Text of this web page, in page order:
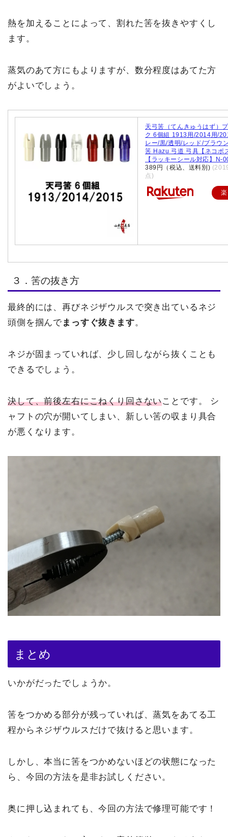
熱を加えることによって、割れた筈を抜きやすくし
ます。
蒸気のあて方にもよりますが、数分程度はあてた方
がよいでしょう。
天弓筈（てんきゅうはず）
ク 6個組 1913用/2014用/
レー/黒/透明/レッド/ブラウ
筈 Hazu 弓道 弓具【ネコポ
【ラッキーシール対応】N-
389円（税込、送料別)
点)
３．筈の抜き方
最終的には、再びネジザウルスで突き出ているネジ
頭側を掴んで まっすぐ抜きます。
ネジが固まっていれば、少し回しながら抜くことも
できるでしょう。
決して、前後左右にこねくり回さないことです。
シ
ャフトの穴が開いてしまい、新しい筈の収まり具合
が悪くなります。
まとめ
いかがだったでしょうか。
筈をつかめる部分が残っていれば、蒸気をあてる工
程からネジザウルスだけで抜けると思います。
しかし、本当に筈をつかめないほどの状態になった
ら、今回の方法を是非お試しください。
奥に押し込まれても、今回の方法で修理可能です！